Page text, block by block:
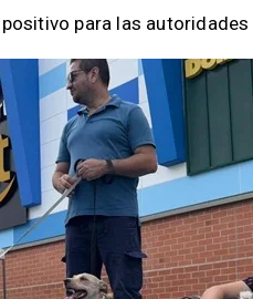
positivo para las